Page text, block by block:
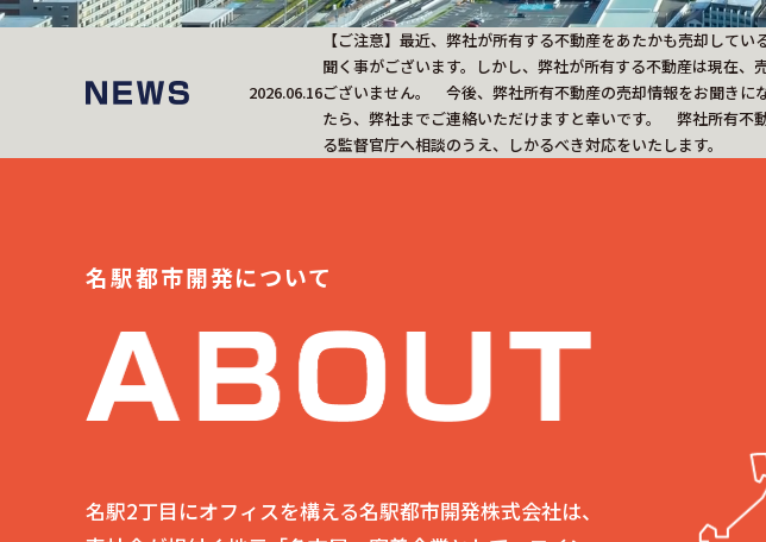
2026.06.16
【ご注意】最近、弊社が所有する不動産をあたかも売却して
聞く事がございます。しかし、弊社が所有する不動産は現在
ございません。 今後、弊社所有不動産の売却情報をお聞きに
たら、弊社までご連絡いただけますと幸いです。 弊社所有不
る監督官庁へ相談のうえ、しかるべき対応をいたします。
名駅都市開発について
名駅2丁目にオフィスを構える名駅都市開発株式会社は、